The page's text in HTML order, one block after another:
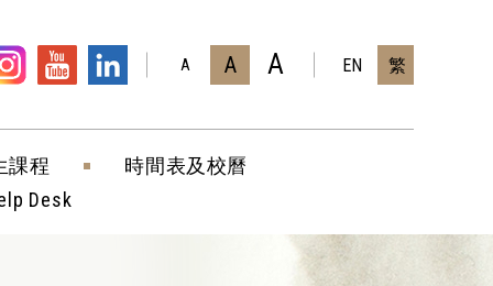
A A A EN 繁
課程
時間表及校曆
Desk